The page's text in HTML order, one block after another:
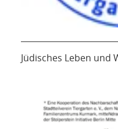
Jüdisches Leben und